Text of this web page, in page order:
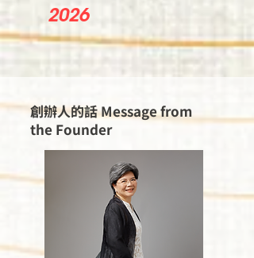
2026
​創辦人的話 Message from
the Founder